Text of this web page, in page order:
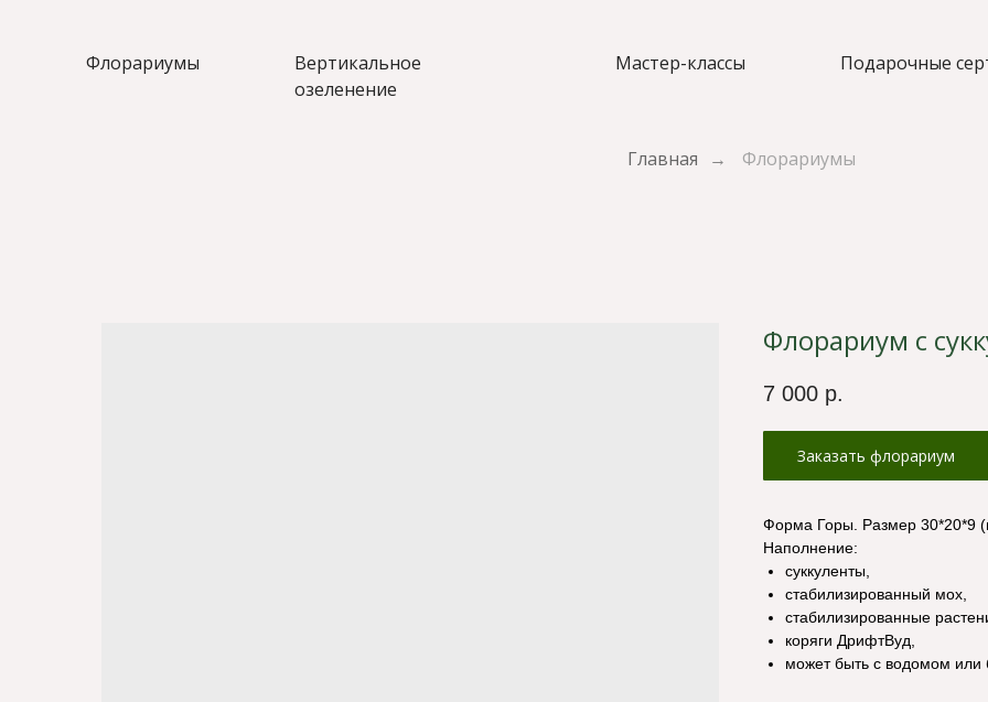
Флорариумы
Вертикальное
озеленение
Мастер-классы Подарочные
Главная → Флорариумы
Флорариум с
7 000 р.
Заказать флорариум
Форма Горы. Размер 30*20*9
Наполнение:
суккуленты,
стабилизированный мох,
стабилизированные
коряги ДрифтВуд,
может быть с водомом или